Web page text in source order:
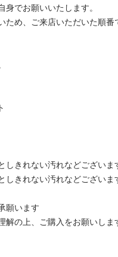
身でお願いいたします。
ため、ご来店いただいた順番
しきれない汚れなどございま
しきれない汚れなどございま
願います
の上、ご購入をお願いしま